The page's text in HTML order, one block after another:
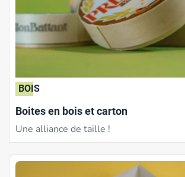
BOIS
Boites en bois et carton
Une alliance de taille !